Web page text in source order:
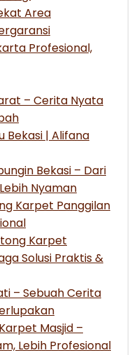
Area
Profesional,
– Cerita Nyata
Bekasi | Alifana
Bekasi – Dari
Nyaman
Karpet Panggilan
Karpet
Solusi Praktis &
– Sebuah Cerita
Masjid –
Lebih Profesional